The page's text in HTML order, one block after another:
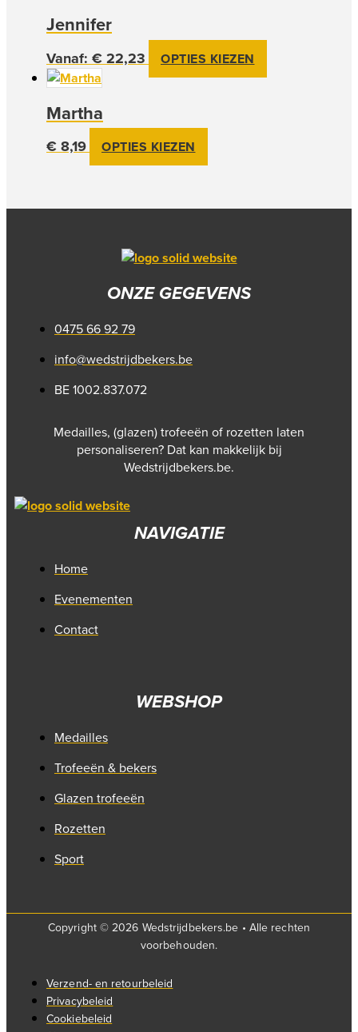
worden
de
Jennifer
Vanaf: €22,23 OPTIES KIEZEN
product
Martha
€8,19 OPTIES KIEZEN
ONZE GEGEVENS
0475 66 92 79
info@wedstrijdbekers.be
BE 1002.837.072
Medailles, (glazen) trofeeën of rozetten laten
personaliseren? Dat kan makkelijk bij
Wedstrijdbekers.be.
NAVIGATIE
Home
Evenementen
Contact
WEBSHOP
Medailles
Trofeeën & bekers
Glazen trofeeën
Rozetten
Sport
Copyright © 2026 Wedstrijdbekers.be • Alle rechten
voorbehouden.
Verzend- en retourbeleid
Privacybeleid
Cookiebeleid